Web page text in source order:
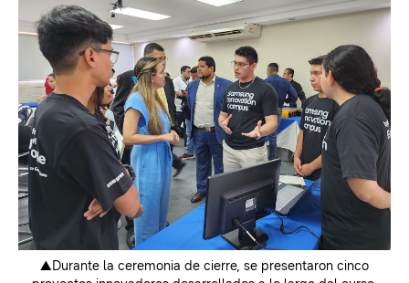
▲Durante la ceremonia de cierre, se presentaron cinco